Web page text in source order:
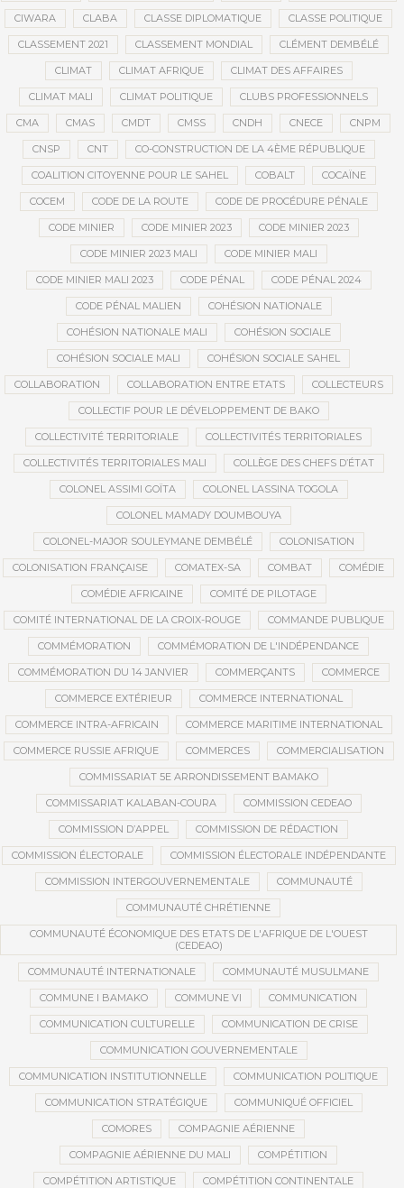
CIWARA CLABA CLASSE DIPLOMATIQUE CLASSE POLITIQUE
CLASSEMENT 2021 CLASSEMENT MONDIAL CLÉMENT DEMBÉLÉ
CLIMAT CLIMAT AFRIQUE CLIMAT DES AFFAIRES
CLIMAT MALI CLIMAT POLITIQUE CLUBS PROFESSIONNELS
CMA CMAS CMDT CMSS CNDH CNECE CNPM
CNSP CNT CO-CONSTRUCTION DE LA 4ÈME RÉPUBLIQUE
COALITION CITOYENNE POUR LE SAHEL COBALT COCAÏNE
COCEM CODE DE LA ROUTE CODE DE PROCÉDURE PÉNALE
CODE MINIER CODE MINIER 2023 CODE MINIER 2023
CODE MINIER 2023 MALI CODE MINIER MALI
CODE MINIER MALI 2023 CODE PÉNAL CODE PÉNAL 2024
CODE PÉNAL MALIEN COHÉSION NATIONALE
COHÉSION NATIONALE MALI COHÉSION SOCIALE
COHÉSION SOCIALE MALI COHÉSION SOCIALE SAHEL
COLLABORATION COLLABORATION ENTRE ETATS COLLECTEURS
COLLECTIF POUR LE DÉVELOPPEMENT DE BAKO
COLLECTIVITÉ TERRITORIALE COLLECTIVITÉS TERRITORIALES
COLLECTIVITÉS TERRITORIALES MALI COLLÈGE DES CHEFS D’ÉTAT
COLONEL ASSIMI GOÏTA COLONEL LASSINA TOGOLA
COLONEL MAMADY DOUMBOUYA
COLONEL-MAJOR SOULEYMANE DEMBÉLÉ COLONISATION
COLONISATION FRANÇAISE COMATEX-SA COMBAT COMÉDIE
COMÉDIE AFRICAINE COMITÉ DE PILOTAGE
COMITÉ INTERNATIONAL DE LA CROIX-ROUGE COMMANDE PUBLIQUE
COMMÉMORATION COMMÉMORATION DE L'INDÉPENDANCE
COMMÉMORATION DU 14 JANVIER COMMERÇANTS COMMERCE
COMMERCE EXTÉRIEUR COMMERCE INTERNATIONAL
COMMERCE INTRA-AFRICAIN COMMERCE MARITIME INTERNATIONAL
COMMERCE RUSSIE AFRIQUE COMMERCES COMMERCIALISATION
COMMISSARIAT 5E ARRONDISSEMENT BAMAKO
COMMISSARIAT KALABAN-COURA COMMISSION CEDEAO
COMMISSION D’APPEL COMMISSION DE RÉDACTION
COMMISSION ÉLECTORALE COMMISSION ÉLECTORALE INDÉPENDANTE
COMMISSION INTERGOUVERNEMENTALE COMMUNAUTÉ
COMMUNAUTÉ CHRÉTIENNE
COMMUNAUTÉ ÉCONOMIQUE DES ETATS DE L'AFRIQUE DE L'OUEST
(CEDEAO)
COMMUNAUTÉ INTERNATIONALE COMMUNAUTÉ MUSULMANE
COMMUNE I BAMAKO COMMUNE VI COMMUNICATION
COMMUNICATION CULTURELLE COMMUNICATION DE CRISE
COMMUNICATION GOUVERNEMENTALE
COMMUNICATION INSTITUTIONNELLE COMMUNICATION POLITIQUE
COMMUNICATION STRATÉGIQUE COMMUNIQUÉ OFFICIEL
COMORES COMPAGNIE AÉRIENNE
COMPAGNIE AÉRIENNE DU MALI COMPÉTITION
COMPÉTITION ARTISTIQUE COMPÉTITION CONTINENTALE